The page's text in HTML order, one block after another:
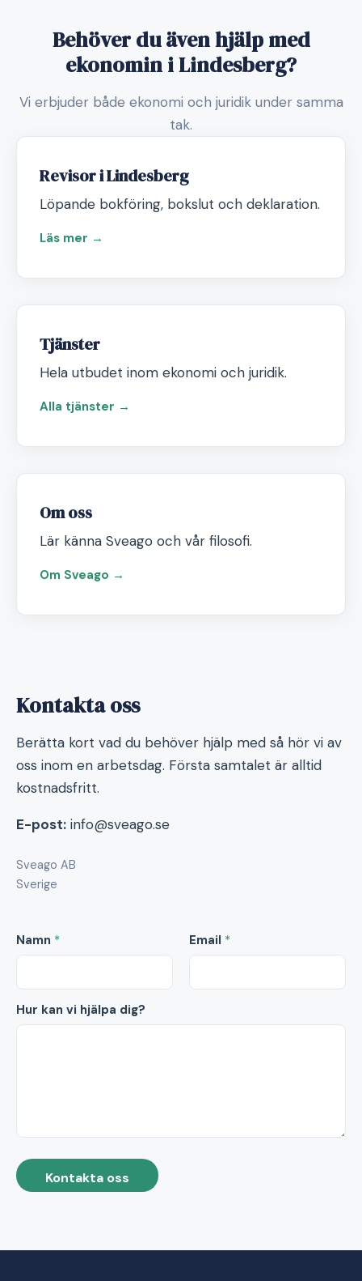
Behöver du även hjälp med
ekonomin i Lindesberg?
Vi erbjuder både ekonomi och juridik under samma
tak.
Revisor i Lindesberg
Löpande bokföring, bokslut och deklaration.
Läs mer →
Tjänster
Hela utbudet inom ekonomi och juridik.
Alla tjänster →
Om oss
Lär känna Sveago och vår filosofi.
Om Sveago →
Kontakta oss
Berätta kort vad du behöver hjälp med så hör vi av
oss inom en arbetsdag. Första samtalet är alltid
kostnadsfritt.
E-post: info@sveago.se
Sveago AB
Sverige
Namn * Email *
Hur kan vi hjälpa dig?
Kontakta oss